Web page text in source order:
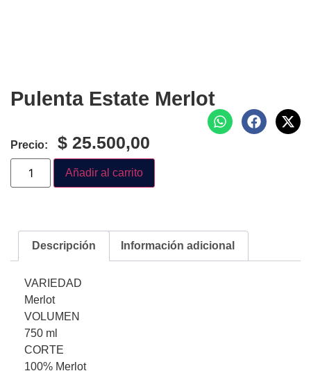
Pulenta Estate Merlot
Precio: $ 25.500,00
Añadir al carrito
Descripción Información adicional
VARIEDAD
Merlot
VOLUMEN
750 ml
CORTE
100% Merlot